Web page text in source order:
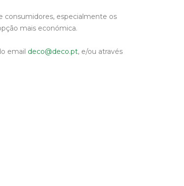
consumidores, especialmente os
mais económica.
email deco@deco.pt, e/ou através